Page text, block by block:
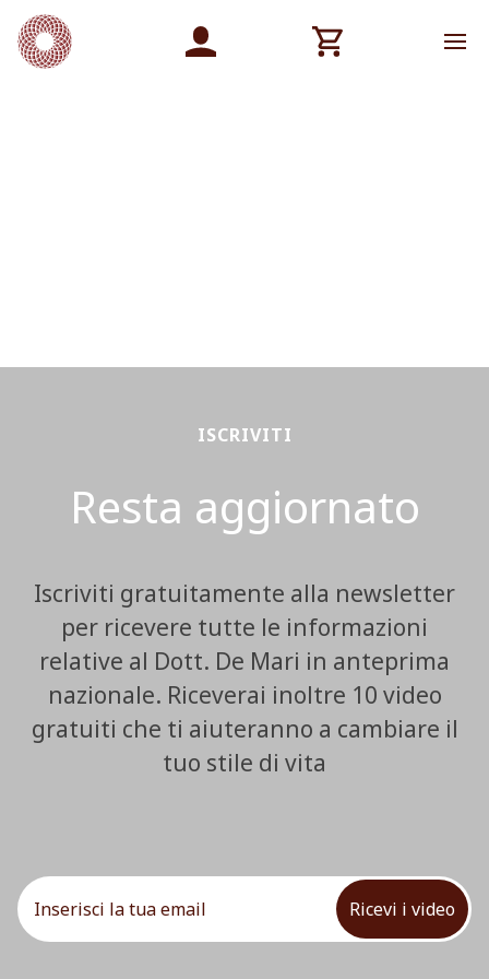
ISCRIVITI
Resta aggiornato
Iscriviti gratuitamente alla newsletter
per ricevere tutte le informazioni
relative al Dott. De Mari in anteprima
nazionale. Riceverai inoltre 10 video
gratuiti che ti aiuteranno a cambiare il
tuo stile di vita
Ricevi i video